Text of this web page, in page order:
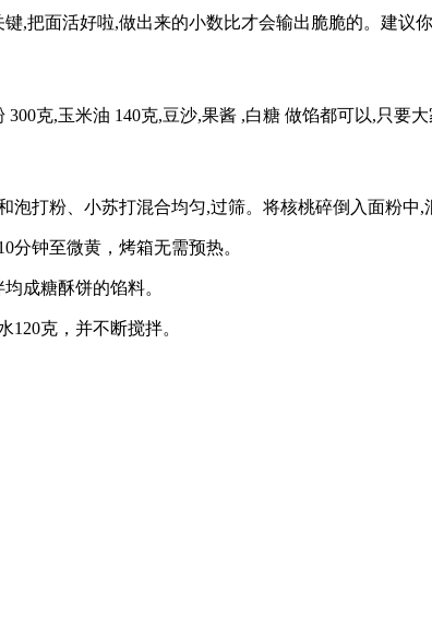
,把面活好啦,做出来的小数比才会输出脆脆的。建议
克,玉米油 140克,豆沙,果酱 ,白糖 做馅都可以,只要
打粉、小苏打混合均匀,过筛。将核桃碎倒入面粉中,
分钟至微黄，烤箱无需预热。
成糖酥饼的馅料。
克，并不断搅拌。